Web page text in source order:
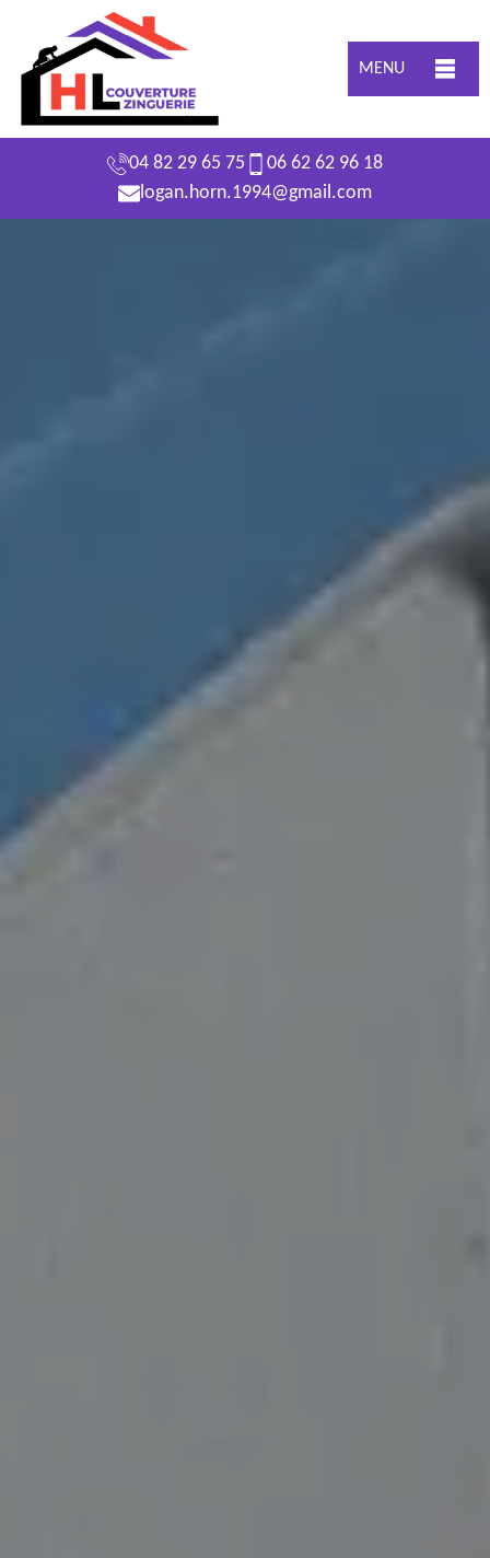
MENU
04 82 29 65 75
06 62 62 96 18
logan.horn.1994@gmail.com